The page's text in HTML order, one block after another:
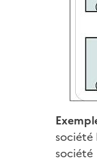
société